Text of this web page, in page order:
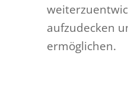
aufzudecken
ermöglichen.